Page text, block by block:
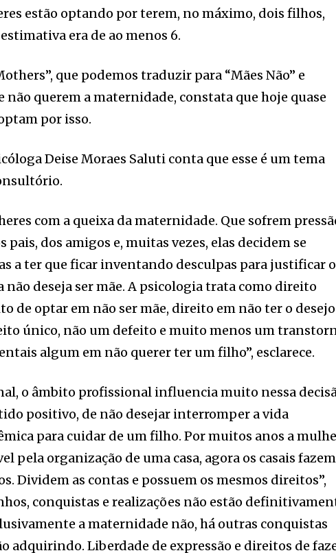
estão optando por terem, no máximo, dois filhos,
era de ao menos 6.
que podemos traduzir para “Mães Não” e
não querem a maternidade, constata que hoje quase
por isso.
Deise Moraes Saluti conta que esse é um tema
com a queixa da maternidade. Que sofrem
pais, dos amigos e, muitas vezes, elas decidem se
a ter que ficar inventando desculpas para justificar
não deseja ser mãe. A psicologia trata como direito
de optar em não ser mãe, direito em não ter o desejo
único, não um defeito e muito menos um
algum em não querer ter um filho”, esclarece.
o âmbito profissional influencia muito nessa
positivo, de não desejar interromper a vida
para cuidar de um filho. Por muitos anos a
pela organização de uma casa, agora os casais fazem
Dividem as contas e possuem os mesmos direitos”,
conquistas e realizações não estão
a maternidade não, há outras conquistas
adquirindo. Liberdade de expressão e direitos de